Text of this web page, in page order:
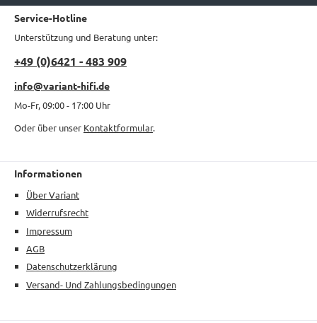
Service-Hotline
Unterstützung und Beratung unter:
+49 (0)6421 - 483 909
info@variant-hifi.de
Mo-Fr, 09:00 - 17:00 Uhr
Oder über unser Kontaktformular.
Informationen
Über Variant
Widerrufsrecht
Impressum
AGB
Datenschutzerklärung
Versand- Und Zahlungsbedingungen